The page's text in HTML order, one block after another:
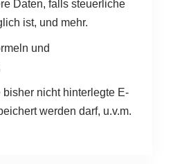
Daten, falls steuerliche
ist, und mehr.
und
nicht hinterlegte E-
werden darf, u.v.m.